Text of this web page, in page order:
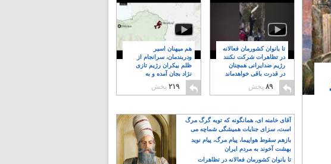
هم میهنان اسیر
ودربندمان، سرانجام از
ظلم بیکران رژیم تازی
نژاد بجان آمده و به
۲۱۹ پخش
تا بانوان کشورمان فعالانه
در تظاهرات شرکت نکنند
رژیم ضدایرانی همچنان
در قدرت باقی خواهدماند
۸
۸۹ پخش
آقای خامنه ای، همانگونه که توبه گرگ مرگ
است، سزای جنایات همیشگی شماچه می
تواند باشد؟!
بازهم سقوط هواپیما، پیام مرگ، پیام نوید
بهشت آخوند به مردم ایران
تا بانوان کشورمان فعالانه در تظاهرات